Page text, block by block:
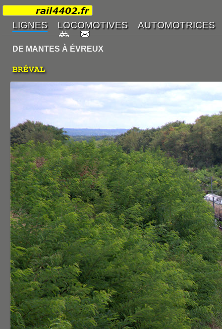
DE MANTES À ÉVREUX
BRÉVAL